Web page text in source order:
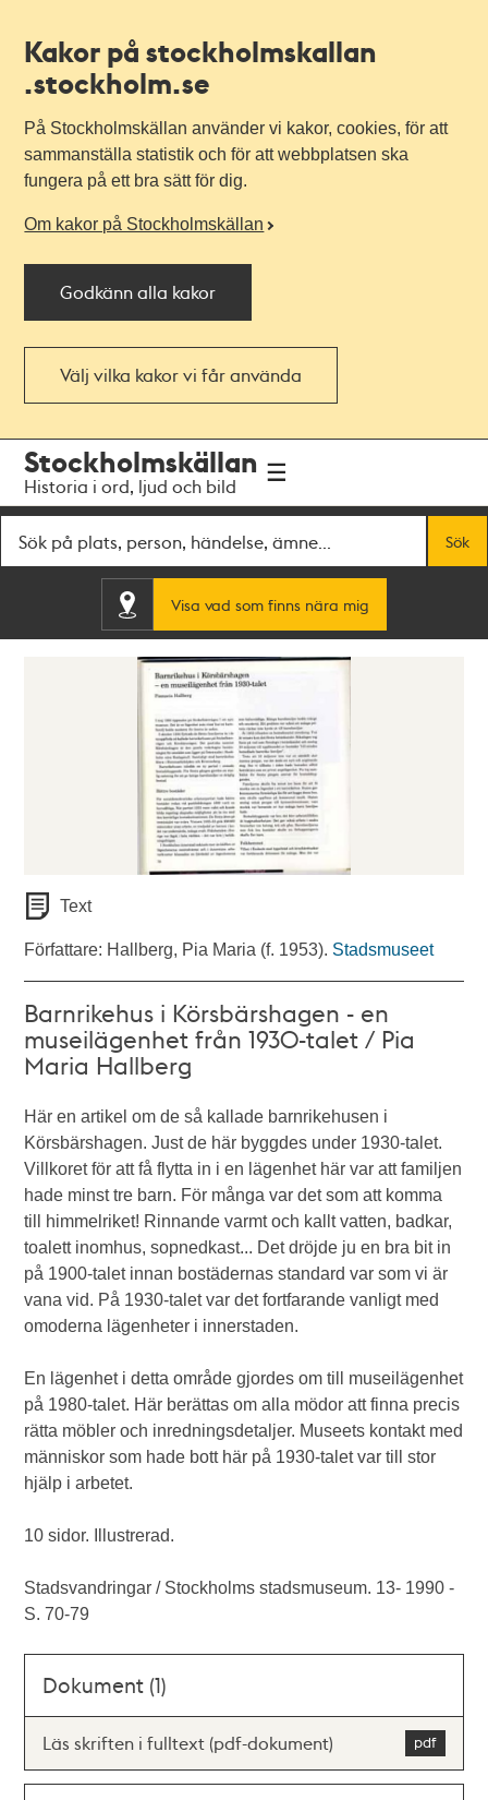
Kakor på stockholmskallan
.stockholm.se
På Stockholmskällan använder vi kakor, cookies, för att
sammanställa statistik och för att webbplatsen ska
fungera på ett bra sätt för dig.
Om kakor på Stockholmskällan
Godkänn alla kakor
Välj vilka kakor vi får använda
navigationen
huvudinnehållet
Stockholmskällan
Historia i ord, ljud och bild
Sök
Visa vad som finns nära mig
Text
Författare: Hallberg, Pia Maria (f. 1953). Stadsmuseet
Barnrikehus i Körsbärshagen - en
museilägenhet från 1930-talet / Pia
Maria Hallberg
Här en artikel om de så kallade barnrikehusen i
Körsbärshagen. Just de här byggdes under 1930-talet.
Villkoret för att få flytta in i en lägenhet här var att familjen
hade minst tre barn. För många var det som att komma
till himmelriket! Rinnande varmt och kallt vatten, badkar,
toalett inomhus, sopnedkast... Det dröjde ju en bra bit in
på 1900-talet innan bostädernas standard var som vi är
vana vid. På 1930-talet var det fortfarande vanligt med
omoderna lägenheter i innerstaden.
En lägenhet i detta område gjordes om till museilägenhet
på 1980-talet. Här berättas om alla mödor att finna precis
rätta möbler och inredningsdetaljer. Museets kontakt med
människor som hade bott här på 1930-talet var till stor
hjälp i arbetet.
10 sidor. Illustrerad.
Stadsvandringar / Stockholms stadsmuseum. 13- 1990 -
S. 70-79
Dokument (1)
Läs skriften i fulltext (pdf-dokument)